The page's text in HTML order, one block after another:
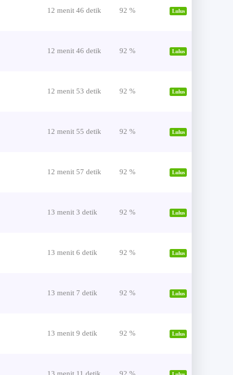
12 menit 46 detik 92 % Lulus
12 menit 46 detik 92 % Lulus
12 menit 53 detik 92 % Lulus
12 menit 55 detik 92 % Lulus
12 menit 57 detik 92 % Lulus
13 menit 3 detik 92 % Lulus
13 menit 6 detik 92 % Lulus
13 menit 7 detik 92 % Lulus
13 menit 9 detik 92 % Lulus